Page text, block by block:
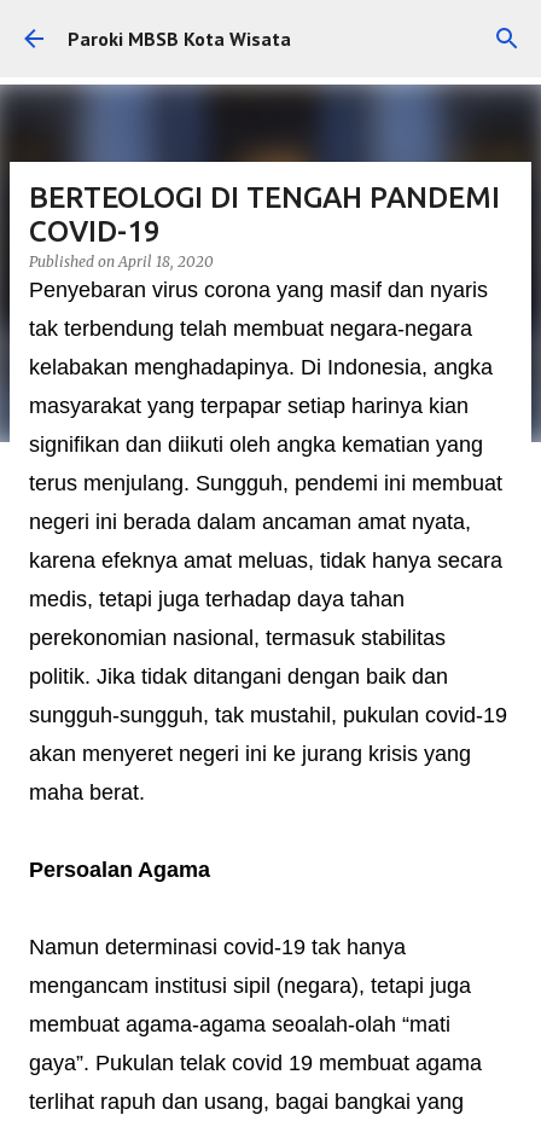
Skip to main content
Paroki MBSB Kota Wisata
BERTEOLOGI DI TENGAH PANDEMI
COVID-19
Published onApril 18, 2020
Penyebaran virus corona yang masif dan nyaris
tak terbendung telah membuat negara-negara
kelabakan menghadapinya. Di Indonesia, angka
masyarakat yang terpapar setiap harinya kian
signifikan dan diikuti oleh angka kematian yang
terus menjulang. Sungguh, pendemi ini membuat
negeri ini berada dalam ancaman amat nyata,
karena efeknya amat meluas, tidak hanya secara
medis, tetapi juga terhadap daya tahan
perekonomian nasional, termasuk stabilitas
politik. Jika tidak ditangani dengan baik dan
sungguh-sungguh, tak mustahil, pukulan covid-19
akan menyeret negeri ini ke jurang krisis yang
maha berat.
Persoalan Agama
Namun determinasi covid-19 tak hanya
mengancam institusi sipil (negara), tetapi juga
membuat agama-agama seoalah-olah “mati
gaya”. Pukulan telak covid 19 membuat agama
terlihat rapuh dan usang, bagai bangkai yang